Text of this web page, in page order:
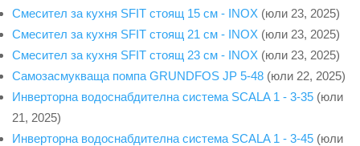
Смесител за кухня SFIT стоящ 15 см - INOX (юли 23, 2025)
Смесител за кухня SFIT стоящ 21 см - INOX (юли 23, 2025)
Смесител за кухня SFIT стоящ 23 см - INOX (юли 23, 2025)
Самозасмукваща помпа GRUNDFOS JP 5-48 (юли 22, 2025)
Инверторна водоснабдителна система SCALA 1 - 3-35 (юли
21, 2025)
Инверторна водоснабдителна система SCALA 1 - 3-45 (юли